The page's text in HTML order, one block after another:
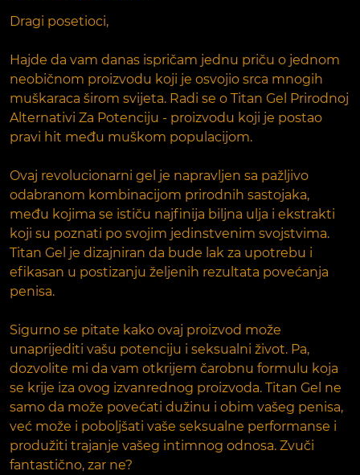
Dragi posetioci,
Hajde da vam danas ispričam jednu priču o jednom
neobičnom proizvodu koji je osvojio srca mnogih
muškaraca širom svijeta. Radi se o Titan Gel Prirodnoj
Alternativi Za Potenciju - proizvodu koji je postao
pravi hit među muškom populacijom.
Ovaj revolucionarni gel je napravljen sa pažljivo
odabranom kombinacijom prirodnih sastojaka,
među kojima se ističu najfinija biljna ulja i ekstrakti
koji su poznati po svojim jedinstvenim svojstvima.
Titan Gel je dizajniran da bude lak za upotrebu i
efikasan u postizanju željenih rezultata povećanja
penisa.
Sigurno se pitate kako ovaj proizvod može
unaprijediti vašu potenciju i seksualni život. Pa,
dozvolite mi da vam otkrijem čarobnu formulu koja
se krije iza ovog izvanrednog proizvoda. Titan Gel ne
samo da može povećati dužinu i obim vašeg penisa,
već može i poboljšati vaše seksualne performanse i
produžiti trajanje vašeg intimnog odnosa. Zvuči
fantastično, zar ne?